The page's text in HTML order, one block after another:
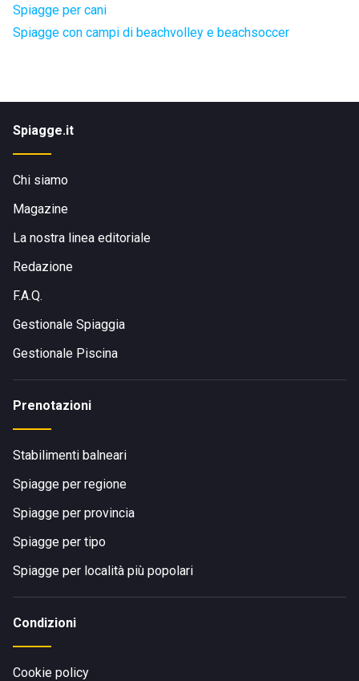
Spiagge per cani
Spiagge con campi di beachvolley e beachsoccer
Spiagge.it
Chi siamo
Magazine
La nostra linea editoriale
Redazione
F.A.Q.
Gestionale Spiaggia
Gestionale Piscina
Prenotazioni
Stabilimenti balneari
Spiagge per regione
Spiagge per provincia
Spiagge per tipo
Spiagge per località più popolari
Condizioni
Cookie policy